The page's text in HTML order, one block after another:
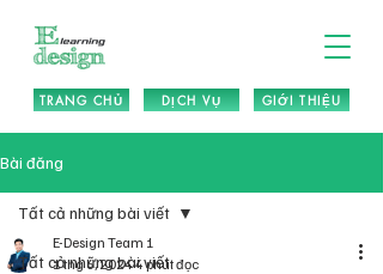
TRANG CHỦ DỊCH VỤ GIỚI THIỆU
Bài đăng
Tất cả những bài viết
Tất cả những bài viết
E-Design Team 1
1 thg 6, 20244 phút đọc